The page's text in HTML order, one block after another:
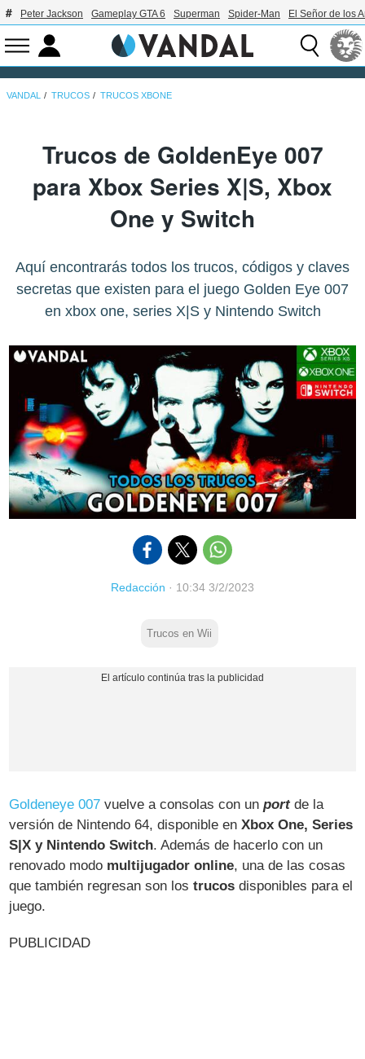
Peter Jackson Gameplay GTA 6 Superman Spider-Man El Señor de los
VANDAL TRUCOS TRUCOS XBONE
Trucos de GoldenEye 007
para Xbox Series X|S, Xbox
One y Switch
Aquí encontrarás todos los trucos, códigos y claves
secretas que existen para el juego Golden Eye 007
en xbox one, series X|S y Nintendo Switch
Redacción · 10:34 3/2/2023
Trucos en Wii
Goldeneye 007 vuelve a consolas con unportde la
versión de Nintendo 64, disponible enXbox One, Series
S|X y Nintendo Switch. Además de hacerlo con un
renovado modo multijugador online, una de las cosas
que también regresan son lostrucos disponibles para el
juego.
PUBLICIDAD